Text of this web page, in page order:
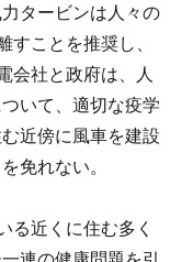
タービンは人々の
ことを推奨し、
会社と政府は、人
いて、適切な疫学
近傍に風車を建設
免れない。
る近くに住む多く